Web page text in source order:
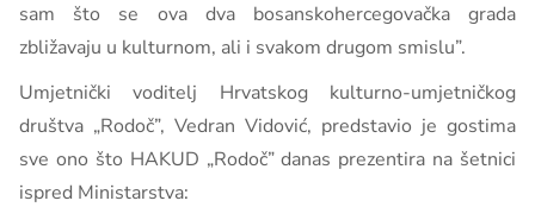
sam što se ova dva bosanskohercegovačka grada
zbližavaju u kulturnom, ali i svakom drugom smislu”.
Umjetnički voditelj Hrvatskog kulturno-umjetničkog
društva „Rodoč”, Vedran Vidović, predstavio je gostima
sve ono što HAKUD „Rodoč” danas prezentira na šetnici
ispred Ministarstva: